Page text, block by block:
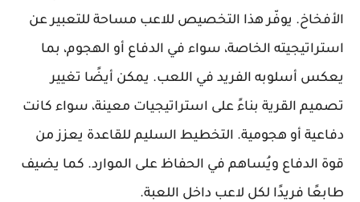
الأفخاخ. يوفّر هذا التخصيص للاعب مساحة للتعبير عن
استراتيجيته الخاصة، سواء في الدفاع أو الهجوم، بما
يعكس أسلوبه الفريد في اللعب. يمكن أيضًا تغيير
تصميم القرية بناءً على استراتيجيات معينة، سواء كانت
دفاعية أو هجومية. التخطيط السليم للقاعدة يعزز من
قوة الدفاع ويُساهم في الحفاظ على الموارد. كما يضيف
طابعًا فريدًا لكل لاعب داخل اللعبة.